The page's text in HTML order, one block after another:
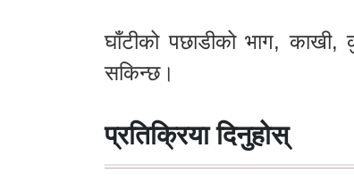
घाँटीको पछाडीको भाग, काखी,
सकिन्छ।
प्रतिक्रिया दिनुहोस्